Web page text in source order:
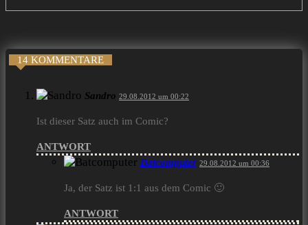
14 KOMMENTARE
Sandro 29.08.2012 um 00:22
Ist dieser Satz auch im Comic?
ANTWORT
Batcomputer 29.08.2012 um 00:36
Ja, der Satz ist 1:1 aus dem Comic 🙂
ANTWORT